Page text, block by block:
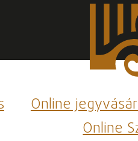
Online
Online